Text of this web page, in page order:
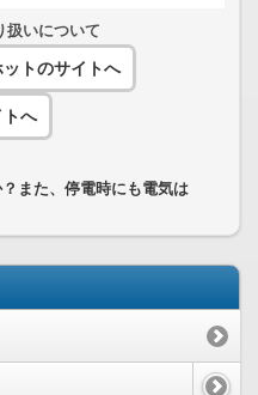
扱いについて
また、停電時にも電気は